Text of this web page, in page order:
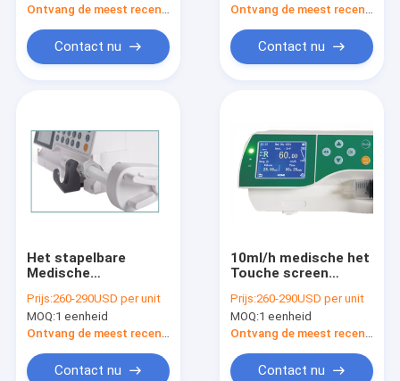
Producten
Ongeveer ons
Fabrieksreis
Verzoek om een Citaat
Ontvang de meest recente Prijs
Contact nu
Ontvang de meest recente Prijs
Contact nu
Het stapelbare
Medische
Gebruikende 0.01-
9999ml Volume van
Spuitpompen
Prijs:260-290USD per unit
MOQ:1 eenheid
Ontvang de meest recente Prijs
Contact nu
10ml/h medische het
Touche screen
Controle van
Spuitpompen 1.5Kg
Prijs:260-290USD per unit
MOQ:1 eenheid
Ontvang de meest recente Prijs
Contact nu